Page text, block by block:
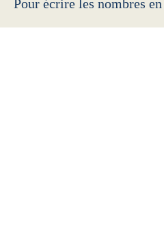
Pour écrire les nombres